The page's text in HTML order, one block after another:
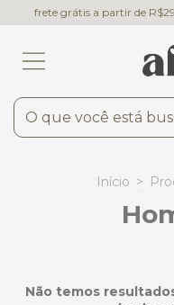
frete grátis a partir de
Início >
Não temos